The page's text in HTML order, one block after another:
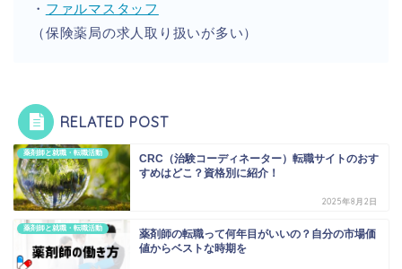
・ ファルマスタッフ
（保険薬局の求人取り扱いが多い）
RELATED POST
薬剤師と就職・転職活動
CRC（治験コーディネーター）転職サイトのおす
すめはどこ？資格別に紹介！
2025年8月2日
薬剤師と就職・転職活動
薬剤師の転職って何年目がいいの？自分の市場価
値からベストな時期を